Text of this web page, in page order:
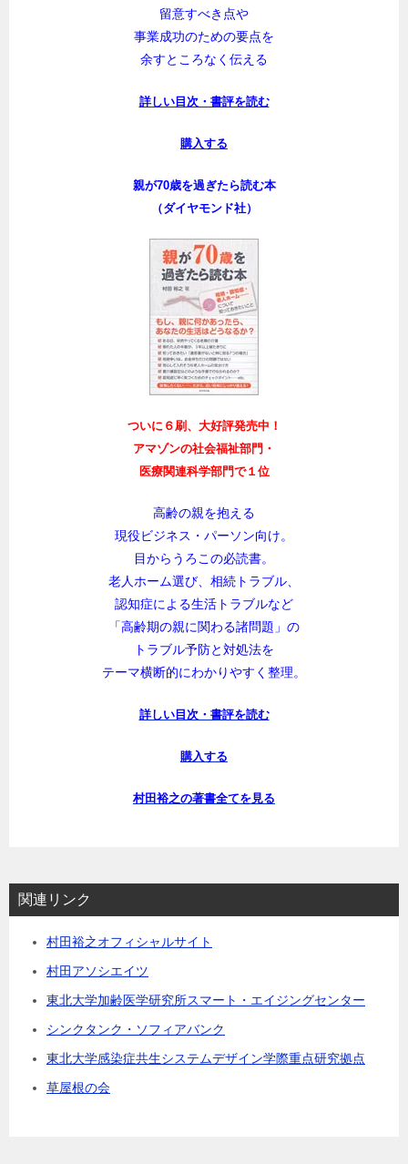
留意すべき点や
事業成功のための要点を
余すところなく伝える
詳しい目次・書評を読む
購入する
親が70歳を過ぎたら読む本
（ダイヤモンド社）
ついに６刷、大好評発売中！
アマゾンの社会福祉部門・
医療関連科学部門で１位
高齢の親を抱える
現役ビジネス・パーソン向け。
目からうろこの必読書。
老人ホーム選び、相続トラブル、
認知症による生活トラブルなど
「高齢期の親に関わる諸問題」の
トラブル予防と対処法を
テーマ横断的にわかりやすく整理。
詳しい目次・書評を読む
購入する
村田裕之の著書全てを見る
関連リンク
村田裕之オフィシャルサイト
村田アソシエイツ
東北大学加齢医学研究所スマート・エイジングセンター
シンクタンク・ソフィアバンク
東北大学感染症共生システムデザイン学際重点研究拠点
草屋根の会